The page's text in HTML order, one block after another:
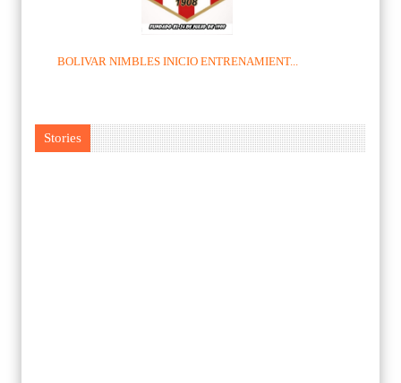
BOLIVAR NIMBLES INICIO ENTRENAMIENT...
Stories